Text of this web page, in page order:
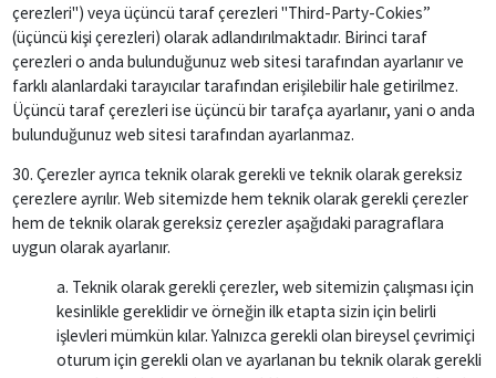
çerezleri") veya üçüncü taraf çerezleri "Third-Party-Cokies”
(üçüncü kişi çerezleri) olarak adlandırılmaktadır. Birinci taraf
çerezleri o anda bulunduğunuz web sitesi tarafından ayarlanır ve
farklı alanlardaki tarayıcılar tarafından erişilebilir hale getirilmez.
Üçüncü taraf çerezleri ise üçüncü bir tarafça ayarlanır, yani o anda
bulunduğunuz web sitesi tarafından ayarlanmaz.
30. Çerezler ayrıca teknik olarak gerekli ve teknik olarak gereksiz
çerezlere ayrılır. Web sitemizde hem teknik olarak gerekli çerezler
hem de teknik olarak gereksiz çerezler aşağıdaki paragraflara
uygun olarak ayarlanır.
a. Teknikolarak gerekli çerezler, web sitemizin çalışması için
kesinlikle gereklidir ve örneğin ilk etapta sizin için belirli
işlevleri mümkün kılar. Yalnızca gerekli olan bireysel çevrimiçi
oturum için gerekli olan ve ayarlanan bu teknik olarak gerekli